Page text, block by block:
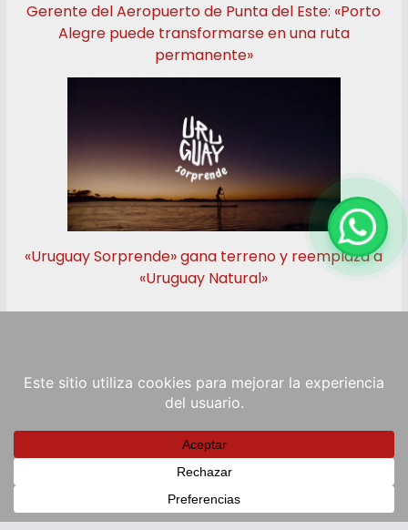
Gerente del Aeropuerto de Punta del Este: «Porto
Alegre puede transformarse en una ruta
permanente»
«Uruguay Sorprende» gana terreno y reemplaza a
«Uruguay Natural»
RadioViva FM. Powered by